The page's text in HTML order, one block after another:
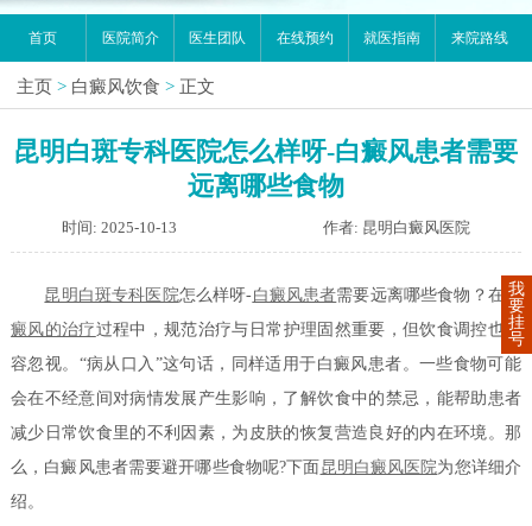
首页 医院简介 医生团队 在线预约 就医指南 来院路线
主页 > 白癜风饮食 > 正文
昆明白斑专科医院怎么样呀-白癜风患者需要
远离哪些食物
时间: 2025-10-13 作者: 昆明白癜风医院
昆明白斑专科医院怎么样呀-白癜风患者需要远离哪些食物？在 白
癜风的治疗过程中，规范治疗与日常护理固然重要，但饮食调控也不
容忽视。“病从口入”这句话，同样适用于白癜风患者。一些食物可能
会在不经意间对病情发展产生影响，了解饮食中的禁忌，能帮助患者
减少日常饮食里的不利因素，为皮肤的恢复营造良好的内在环境。那
么，白癜风患者需要避开哪些食物呢?下面 昆明白癜风医院为您详细介
绍。
我
要
挂
号